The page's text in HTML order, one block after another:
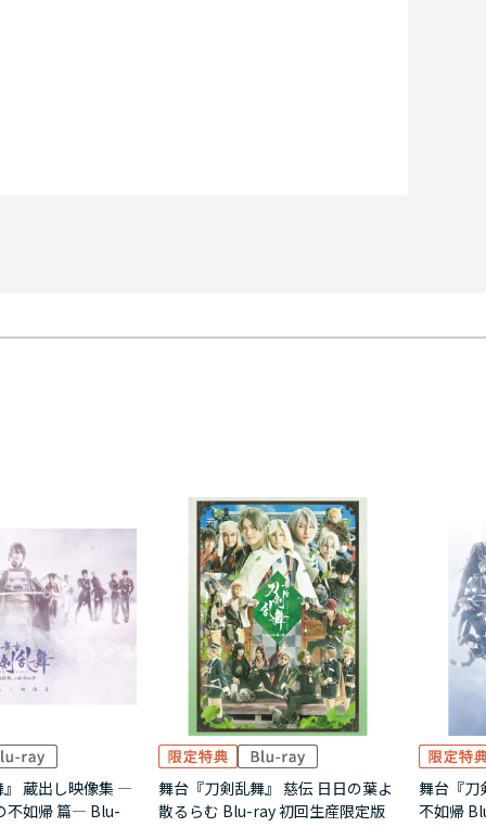
』 蔵出し映像集 ―
不如帰 篇― Blu-
舞台『刀剣乱舞』 慈伝 日日の葉よ
散るらむ Blu-ray 初回生産限定版
舞台『刀
不如帰